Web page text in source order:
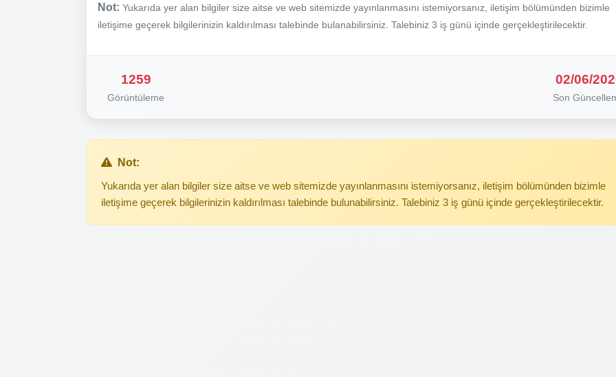
Not: Yukarıda yer alan bilgiler size aitse ve web sitemizde yayınlanmasını istemiyorsanız, iletişim bölümünden bizimle
iletişime geçerek bilgilerinizin kaldırılması talebinde bulanabilirsiniz. Talebiniz 3 iş günü içinde gerçekleştirilecektir.
1259
Görüntüleme
02/06/
Son
Not:
Yukarıda yer alan bilgiler size aitse ve web sitemizde yayınlanmasını istemiyorsanız, iletişim bölümünden bizimle
iletişime geçerek bilgilerinizin kaldırılması talebinde bulunabilirsiniz. Talebiniz 3 iş günü içinde gerçekleştirilecektir.